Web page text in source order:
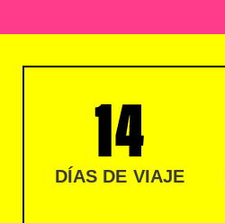
DÍAS DE VIAJE